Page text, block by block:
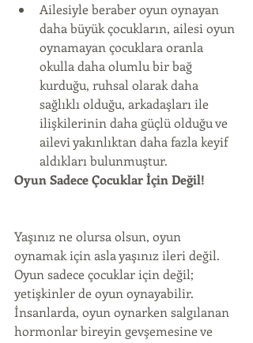
Ailesiyle beraber oyun oynayan
daha büyük çocukların, ailesi oyun
oynamayan çocuklara oranla
okulla daha olumlu bir bağ
kurduğu, ruhsal olarak daha
sağlıklı olduğu, arkadaşları ile
ilişkilerinin daha güçlü olduğu ve
ailevi yakınlıktan daha fazla keyif
aldıkları bulunmuştur.
Oyun Sadece Çocuklar İçin Değil!
Yaşınız ne olursa olsun, oyun
oynamak için asla yaşınız ileri değil.
Oyun sadece çocuklar için değil;
yetişkinler de oyun oynayabilir.
İnsanlarda, oyun oynarken salgılanan
hormonlar bireyin gevşemesine ve